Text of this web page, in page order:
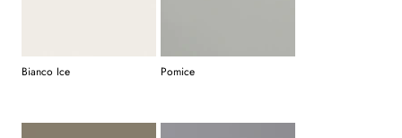
Bianco Ice Pomice